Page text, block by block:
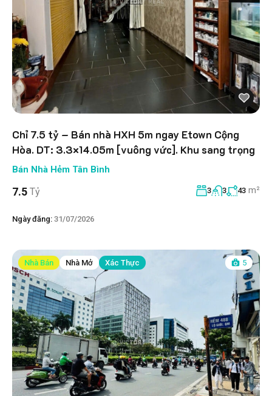
Chỉ 7.5 tỷ – Bán nhà HXH 5m ngay Etown Cộng
Hòa. DT: 3.3×14.05m [vuông vức]. Khu sang trọng
Bán Nhà Hẻm Tân Bình
7.5 Tỷ 3 3 43 m²
Ngày đăng: 31/07/2026
Nhà Bán Nhà Mở Xác Thực 5